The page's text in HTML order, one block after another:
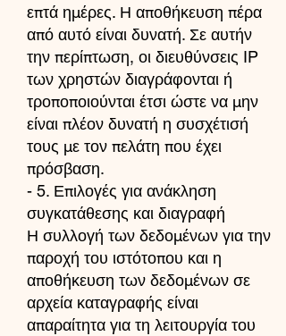
επτά ημέρες. Η αποθήκευση πέρα
από αυτό είναι δυνατή. Σε αυτήν
την περίπτωση, οι διευθύνσεις IP
των χρηστών διαγράφονται ή
τροποποιούνται έτσι ώστε να μην
είναι πλέον δυνατή η συσχέτισή
τους με τον πελάτη που έχει
πρόσβαση.
- 5. Επιλογές για ανάκληση
συγκατάθεσης και διαγραφή
Η συλλογή των δεδομένων για την
παροχή του ιστότοπου και η
αποθήκευση των δεδομένων σε
αρχεία καταγραφής είναι
απαραίτητα για τη λειτουργία του